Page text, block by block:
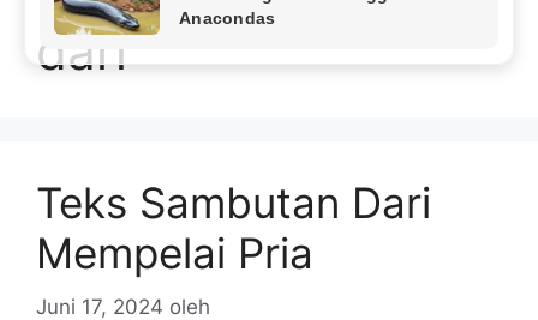
dari
Teks Sambutan Dari
Mempelai Pria
Juni 17, 2024 oleh